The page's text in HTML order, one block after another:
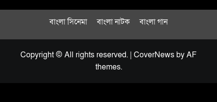
বাংলা সিনেমা বাংলা নাটক বাংলা গান
Copyright © All rights reserved. | CoverNewsby AF
themes.